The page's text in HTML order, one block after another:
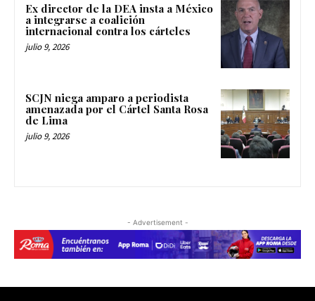
Ex director de la DEA insta a México
a integrarse a coalición
internacional contra los cárteles
julio 9, 2026
SCJN niega amparo a periodista
amenazada por el Cártel Santa Rosa
de Lima
julio 9, 2026
- Advertisement -